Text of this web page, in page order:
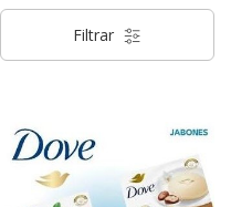
Filtrar